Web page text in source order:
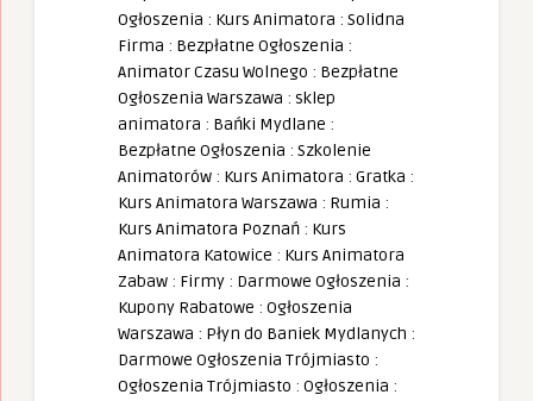
Ogłoszenia : Kurs Animatora : Solidna
Firma : Bezpłatne Ogłoszenia :
Animator Czasu Wolnego : Bezpłatne
Ogłoszenia Warszawa : sklep
animatora : Bańki Mydlane :
Bezpłatne Ogłoszenia : Szkolenie
Animatorów : Kurs Animatora : Gratka :
Kurs Animatora Warszawa : Rumia :
Kurs Animatora Poznań : Kurs
Animatora Katowice : Kurs Animatora
Zabaw : Firmy : Darmowe Ogłoszenia :
Kupony Rabatowe : Ogłoszenia
Warszawa : Płyn do Baniek Mydlanych :
Darmowe Ogłoszenia Trójmiasto :
Ogłoszenia Trójmiasto : Ogłoszenia :